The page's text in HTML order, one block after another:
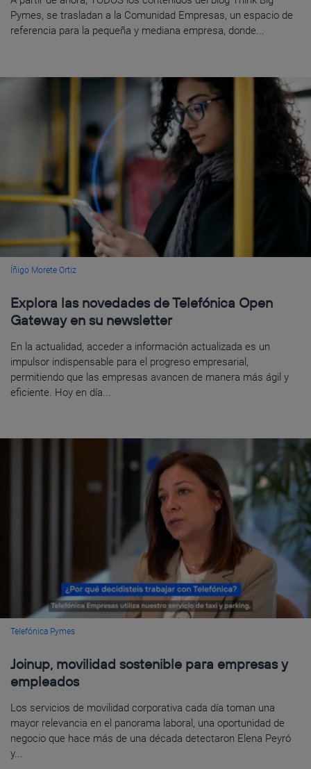
Pymes, se trasladan a la Comunidad Empresas, un espacio de
referencia para la pequeña y mediana empresa, donde...
Íñigo Morete Ortiz
Explora las novedades de Telefónica Open
Gateway en su newsletter
En la actualidad, acceder a información actualizada es un
impulsor indispensable para el progreso empresarial,
permitiendo que las empresas avancen de manera más ágil y
eficiente. Hoy en día...
Telefónica Pymes
Joinup, movilidad sostenible para empresas y
empleados
Los servicios de movilidad corporativa cada día toman una
mayor relevancia en el panorama laboral, una oportunidad de
negocio que hace más de una década detectaron Elena Peyró
y...